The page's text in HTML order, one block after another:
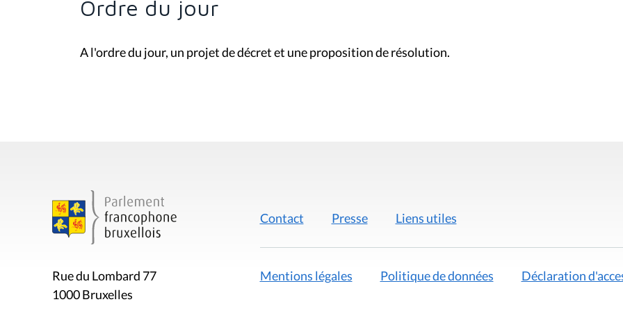
Ordre du jour
A l'ordre du jour, un projet de décret et une proposition de résolution.
Rue du Lombard 77
1000 Bruxelles
Contact Presse Liens utiles
Mentions légales Politique de données Déclaration